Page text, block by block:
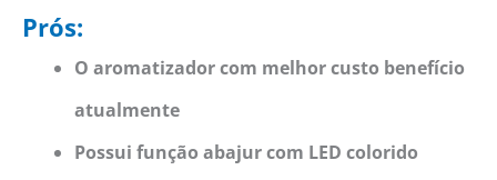
Prós:
O aromatizador com melhor custo benefício
atualmente
Possui função abajur com LED colorido